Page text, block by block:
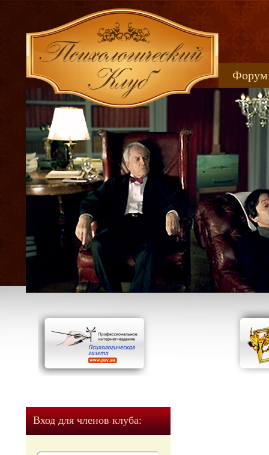
Форум
Вход для членов клуба: